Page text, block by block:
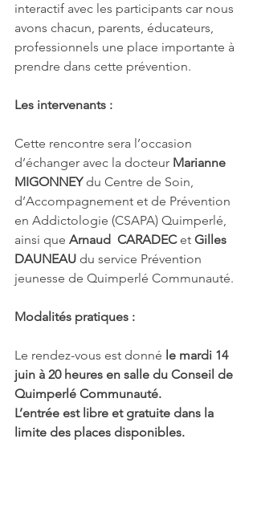
interactif avec les participants car nous
avons chacun, parents, éducateurs,
professionnels une place importante à
prendre dans cette prévention.
Les intervenants :
Cette rencontre sera l’occasion
d’échanger avec la docteur Marianne
MIGONNEY du Centre de Soin,
d’Accompagnement et de Prévention
en Addictologie (CSAPA) Quimperlé,
ainsi que Arnaud  CARADEC et Gilles
DAUNEAU du service Prévention
jeunesse de Quimperlé Communauté.
Modalités pratiques :
Le rendez-vous est donné le mardi 14
juin à 20 heures en salle du Conseil de
Quimperlé Communauté.
L’entrée est libre et gratuite dans la
limite des places disponibles.